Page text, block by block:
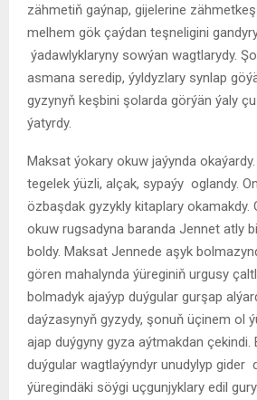
zähmetiň gaýnap, gijelerine
melhem gök çaýdan teşneligini
ýadawlyklaryny sowýan wagtlarydy.
asmana seredip, ýyldyzlary synlap
gyzynyň keşbini şolarda görýän ýaly
ýatyrdy.
Maksat ýokary okuw jaýynda
tegelek ýüzli, alçak, sypaýy oglandy.
özbaşdak gyzykly kitaplary okamakdy.
okuw rugsadyna baranda Jennet atly
boldy. Maksat Jennede aşyk
gören mahalynda ýüreginiň urgusy
bolmadyk ajaýyp duýgular gurşap
daýzasynyň gyzydy, şonuň üçinem ol
ajap duýgyny gyza aýtmakdan
duýgular wagtlaýyndyr unudylyp gider
ýüregindäki söýgi uçgunjyklary edil